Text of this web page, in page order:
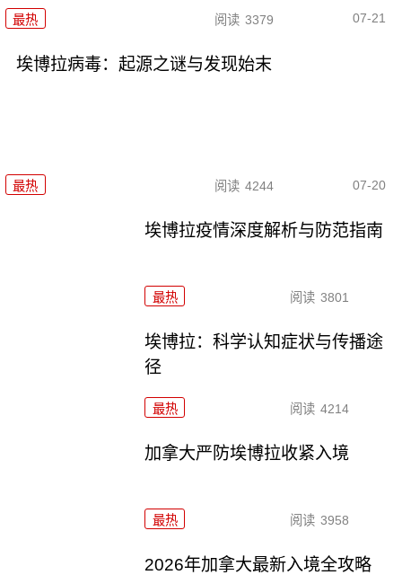
最热 阅读 3379 07-21
埃博拉病毒：起源之谜与发现始末
最热 阅读 4244 07-20
埃博拉疫情深度解析与防范指南
最热 阅读 3801
埃博拉：科学认知症状与传播途
径
最热 阅读 4214
加拿大严防埃博拉收紧入境
最热 阅读 3958
2026年加拿大最新入境全攻略